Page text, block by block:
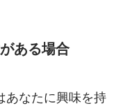
ある場合
あなたに興味を持